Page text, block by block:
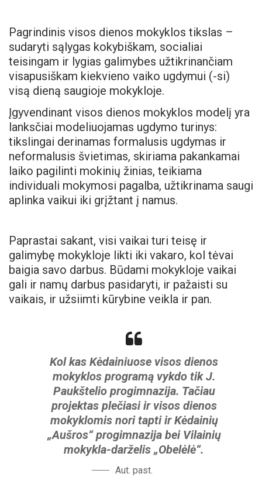
Pagrindinis visos dienos mokyklos tikslas –
sudaryti sąlygas kokybiškam, socialiai
teisingam ir lygias galimybes užtikrinančiam
visapusiškam kiekvieno vaiko ugdymui (-si)
visą dieną saugioje mokykloje.
Įgyvendinant visos dienos mokyklos modelį yra
lanksčiai modeliuojamas ugdymo turinys:
tikslingai derinamas formalusis ugdymas ir
neformalusis švietimas, skiriama pakankamai
laiko pagilinti mokinių žinias, teikiama
individuali mokymosi pagalba, užtikrinama saugi
aplinka vaikui iki grįžtant į namus.
Paprastai sakant, visi vaikai turi teisę ir
galimybę mokykloje likti iki vakaro, kol tėvai
baigia savo darbus. Būdami mokykloje vaikai
gali ir namų darbus pasidaryti, ir pažaisti su
vaikais, ir užsiimti kūrybine veikla ir pan.
Kol kas Kėdainiuose visos dienos
mokyklos programą vykdo tik J.
Paukštelio progimnazija. Tačiau
projektas plečiasi ir visos dienos
mokyklomis nori tapti ir Kėdainių
„Aušros“ progimnazija bei Vilainių
mokykla-darželis „Obelėlė“.
Aut. past.